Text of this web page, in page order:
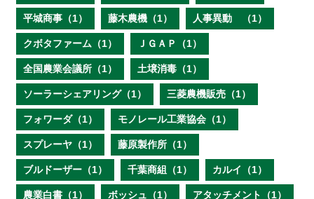
平城商事（1） 藤木農機（1） 人事異動 （1）
クボタファーム（1） ＪＧＡＰ（1）
全国農業会議所（1） 土壌消毒（1）
ソーラーシェアリング（1） 三菱農機販売（1）
フォワーダ（1） モノレール工業協会（1）
スプレーヤ（1） 藤原製作所（1）
ブルドーザー（1） 千葉商組（1） カルイ（1）
農業白書（1） ボッシュ（1） アタッチメント（1）